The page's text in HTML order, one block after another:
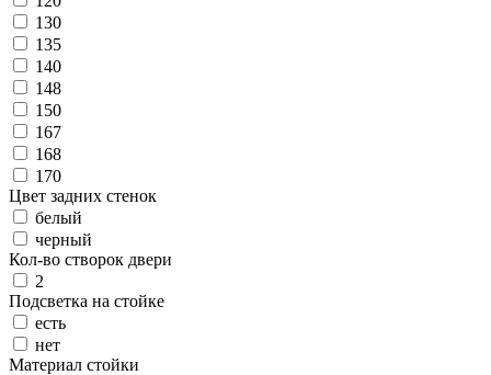
130
135
140
148
150
167
168
170
Цвет задних стенок
белый
черный
Кол-во створок двери
2
Подсветка на стойке
есть
нет
Материал стойки